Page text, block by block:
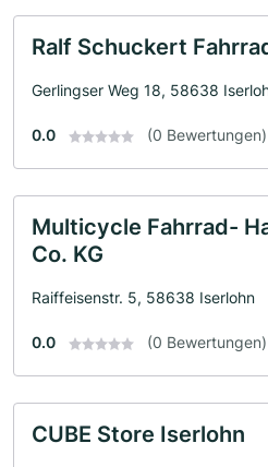
Ralf Schuckert
Gerlingser Weg 18, 58638
0.0 (0 Bewertungen)
Multicycle Fahrrad-
Co. KG
Raiffeisenstr. 5, 58638 Iserlohn
0.0 (0 Bewertungen)
CUBE Store Iserlohn